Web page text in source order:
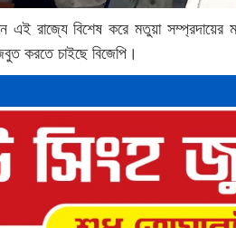
এই রাজ্যে বিশেষ করে মতুয়া
করতে চাইছে বিজেপি।